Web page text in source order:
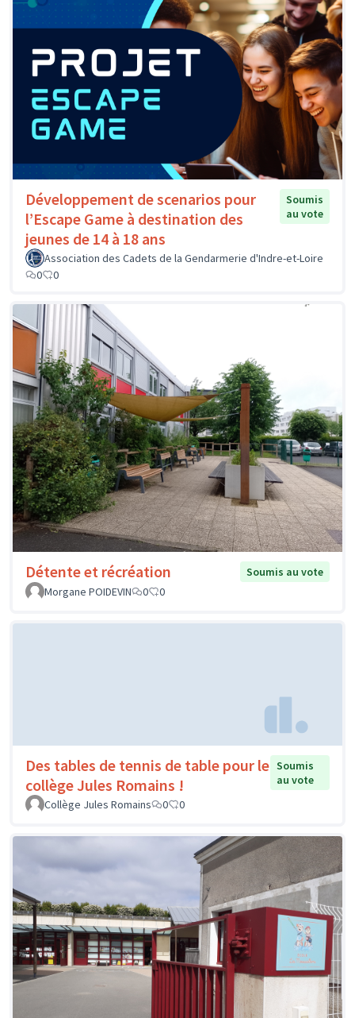
Développement de scenarios pour
l’Escape Game à destination des
jeunes de 14 à 18 ans
Soumis
au vote
Association des Cadets de la Gendarmerie d'Indre-et-Loire
0
0
Détente et récréation
Soumis au vote
Morgane POIDEVIN
0 0
Des tables de tennis de table pour le
collège Jules Romains !
Soumis
au vote
Collège Jules Romains
0 0